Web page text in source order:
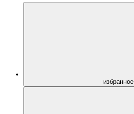
избранное